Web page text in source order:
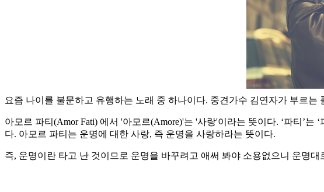
요즘 나이를 불문하고 유행하는 노래 중 하나이다. 중견가수 김연자가 부르
아모르 파티(Amor Fati) 에서 '아모르(Amore)'는 '사랑'이라는 뜻이다. ‘파티’
다. 아모르 파티는 운명에 대한 사랑, 즉 운명을 사랑하라는 뜻이다.
즉, 운명이란 타고 난 것이므로 운명을 바꾸려고 애써 봐야 소용없으니 운명